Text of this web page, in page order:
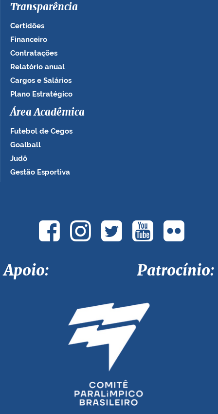
Transparência
Certidões
Financeiro
Contratações
Relatório anual
Cargos e Salários
Plano Estratégico
Área Acadêmica
Futebol de Cegos
Goalball
Judô
Gestão Esportiva
Apoio: Patrocínio: